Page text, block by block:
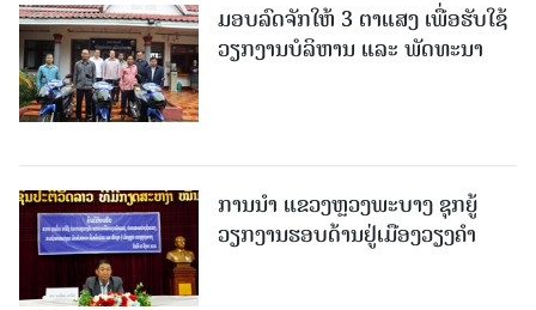
ມອບລົດຈັກໃຫ້ 3 ຕາແສງ ເພື່ອຮັບໃຊ້
ວຽກງານບໍລິຫານ ແລະ ພັດທະນາ
ການນຳ ແຂວງຫຼວງພະບາງ ຊຸກຍູ້
ວຽກງານຮອບດ້ານຢູ່ເມືອງວຽງຄໍາ